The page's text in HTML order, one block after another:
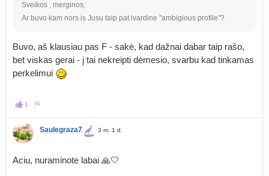
Sveikos , merginos,
Ar buvo kam nors is Jusu taip pat ivardine "ambigious profile"?
Buvo, aš klausiau pas F - sakė, kad dažnai dabar taip rašo,
bet viskas gerai - į tai nekreipti dėmesio, svarbu kad tinkamas
perkelimui
1
Saulegraza7 3 m. 1 d.
Aciu, nuraminote labai 🙏🤍